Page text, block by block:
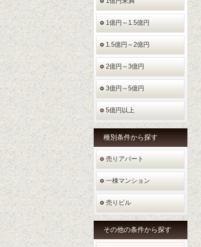
1億円～1.5億円
1.5億円～2億円
2億円～3億円
3億円～5億円
5億円以上
種別条件から探す
売りアパート
一棟マンション
売りビル
その他の条件から探す